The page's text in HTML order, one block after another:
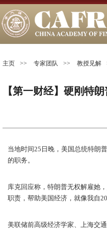
主页 >> 专家团队 >> 教授见解
【第一财经】硬刚特
当地时间25日晚，美国总统特朗
的职务。
库克回应称，特朗普无权解雇她
职责，帮助美国经济，就像我自
美联储前高级经济学家、上海交